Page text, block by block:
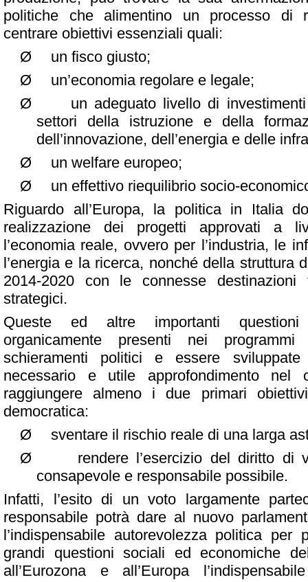
politiche che alimentino un processo di
centrare obiettivi essenziali quali:
Ø
un fisco giusto;
Ø
un’economia regolare e legale;
Ø
un adeguato livello di
settori della istruzione e della
dell’innovazione, dell’energia e delle
Ø
un welfare europeo;
Ø
un effettivo riequilibrio socio-
Riguardo all’Europa, la politica in Italia
realizzazione dei progetti approvati a
l’economia reale, ovvero per l’industria, le
l’energia e la ricerca, nonché della struttura
2014-2020 con le connesse destinazioni
strategici.
Queste ed altre importanti questioni
organicamente presenti nei
schieramenti politici e essere
necessario e utile approfondimento nel
raggiungere almeno i due primari
democratica:
Ø
sventare il rischio reale di una larga
Ø
rendere l’esercizio del diritto di
consapevole e responsabile possibile.
Infatti, l’esito di un voto largamente
responsabile potrà dare al nuovo
l’indispensabile autorevolezza politica per
grandi questioni sociali ed economiche
all’Eurozona e all’Europa